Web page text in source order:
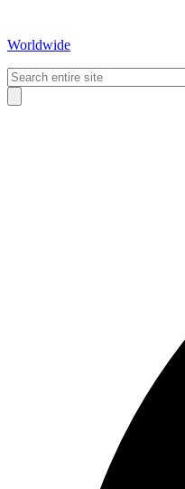
Worldwide